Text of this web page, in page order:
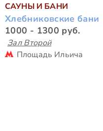
САУНЫ И БАНИ
Хлебниковские бани
1000 - 1300 руб.
Зал Второй
Площадь Ильича